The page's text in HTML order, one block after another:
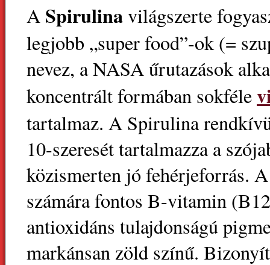
A Spirulinavilágszerte
legjobb „super food”-ok (=
nevez, a NASA űrutazások
koncentrált formában sokféle
tartalmaz. A Spirulina
10-szeresét tartalmazza a
közismerten jó fehérjeforrás.
számára fontos B-vitamin
antioxidáns tulajdonságú
markánsan zöld színű.